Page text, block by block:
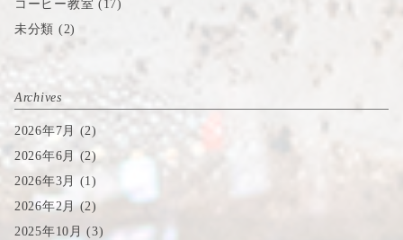
コーヒー教室 (17)
未分類 (2)
Archives
2026年7月 (2)
2026年6月 (2)
2026年3月 (1)
2026年2月(2)
2025年10月 (3)